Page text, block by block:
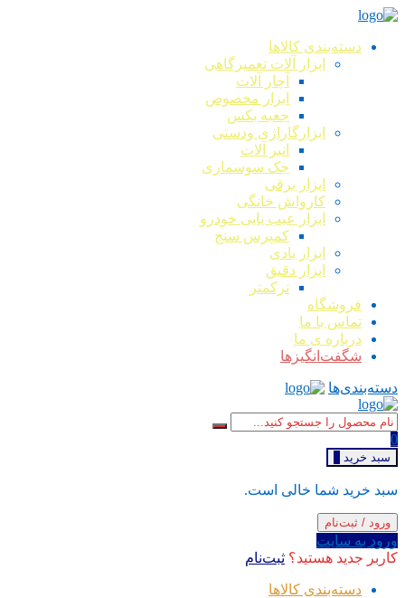
دسته‌بندی کالاها
ابزار آلات تعمیرگاهی
آچار آلات
ابزار مخصوص
جعبه بکس
ابزارگاراژی ودستی
انبر آلات
جک سوسماری
ابزار برقی
کارواش خانگی
ابزار عیب یابی خودرو
کمپرس سنج
ابزار بادی
ابزار دقیق
ترکمتر
فروشگاه
تماس با ما
درباره ی ما
شگفت‌انگیزها
دسته‌بندی‌ها
0
سبد خرید
سبد خرید شما خالی است.
ورود / ثبت‌نام
ورود به سایت
کاربر جدید هستید؟ ثبت‌نام
دسته‌بندی کالاها